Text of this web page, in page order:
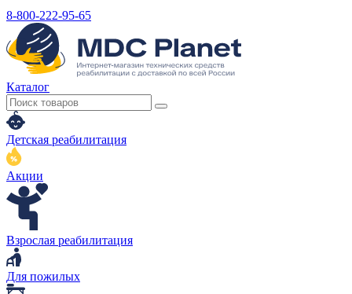
8-800-222-95-65
Каталог
Детская реабилитация
Акции
Взрослая реабилитация
Для пожилых